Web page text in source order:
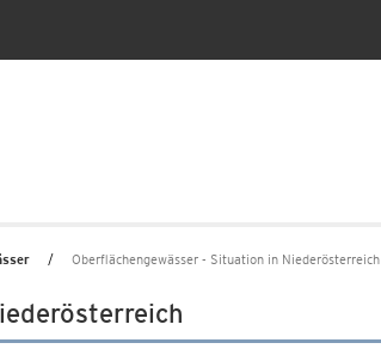
Oberflächengewässer - Situation in Niederösterreich